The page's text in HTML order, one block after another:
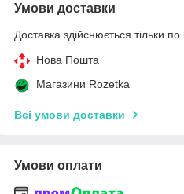
Умови доставки
Доставка здійснюється тільки по
Нова Пошта
Магазини Rozetka
Всі умови доставки
Умови оплати